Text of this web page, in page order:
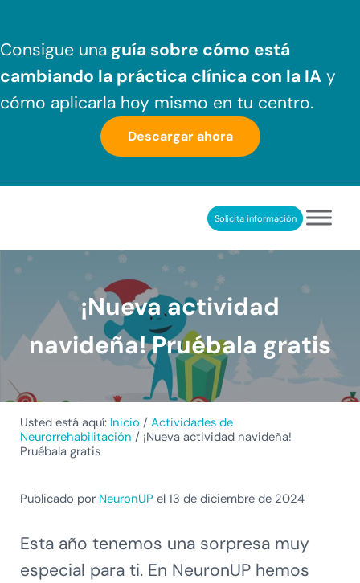
Consigue una guía sobre cómo está
cambiando la práctica clínica con la IA y
cómo aplicarla hoy mismo en tu centro.
Descargar ahora
REHABILITACIÓN COGNITIVA PROFESIONALSolicita información
¡Nueva actividad
navideña! Pruébala gratis
Usted está aquí: Inicio / Actividades de
Neurorrehabilitación / ¡Nueva actividad navideña!
Pruébala gratis
Publicado por NeuronUP el 13 de diciembre de 2024
Esta año tenemos una sorpresa muy
especial para ti. En NeuronUP hemos